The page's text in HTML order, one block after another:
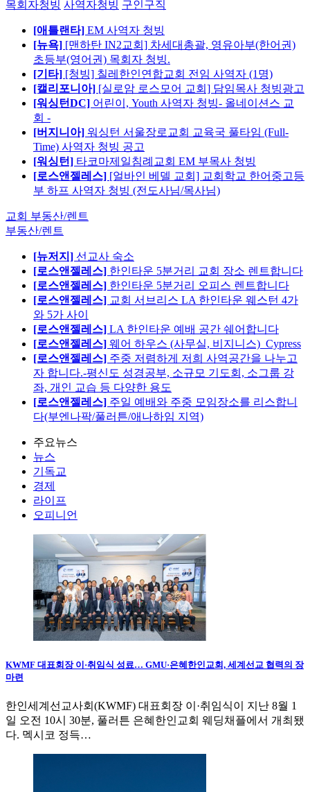
목회자청빙 사역자청빙 구인구직
[애틀랜타] EM 사역자 청빙
[뉴욕] [맨하탄 IN2교회] 차세대총괄, 영유아부(한어권)
초등부(영어권) 목회자 청빙.
[기타] [청빙] 칠레한인연합교회 전임 사역자 (1명)
[캘리포니아] [실로암 로스모어 교회] 담임목사 청빙광고
[워싱턴DC] 어린이, Youth 사역자 청빙- 올네이션스 교
회 -
[버지니아] 워싱턴 서울장로교회 교육국 풀타임 (Full-
Time) 사역자 청빙 공고
[워싱턴] 타코마제일침례교회 EM 부목사 청빙
[로스앤젤레스] [얼바인 베델 교회] 교회학교 한어중고등
부 하프 사역자 청빙 (전도사님/목사님)
교회 부동산/렌트
부동산/렌트
[뉴저지] 선교사 숙소
[로스앤젤레스] 한인타운 5분거리 교회 장소 렌트합니다
[로스앤젤레스] 한인타운 5분거리 오피스 렌트합니다
[로스앤젤레스] 교회 서브리스 LA 한인타운 웨스턴 4가
와 5가 사이
[로스앤젤레스] LA 한인타운 예배 공간 쉐어합니다
[로스앤젤레스] 웨어 하우스 (사무실, 비지니스)_Cypress
[로스앤젤레스] 주중 저렴하게 저희 사역공간을 나누고
자 합니다.-평신도 성경공부, 소규모 기도회, 소그룹 강
좌, 개인 교습 등 다양한 용도
[로스앤젤레스] 주일 예배와 주중 모임장소를 리스합니
다(부엔나팍/풀러튼/애나하임 지역)
주요뉴스
뉴스
기독교
경제
라이프
오피니언
KWMF 대표회장 이·취임식 성료… GMU·은혜한인교회, 세계선교 협력의 장
마련
한인세계선교사회(KWMF) 대표회장 이·취임식이 지난 8월 1
일 오전 10시 30분, 풀러튼 은혜한인교회 웨딩채플에서 개최됐
다. 멕시코 정득…